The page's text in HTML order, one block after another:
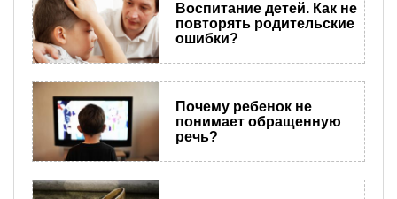
Воспитание детей. Как не
повторять родительские
ошибки?
Почему ребенок не
понимает обращенную
речь?